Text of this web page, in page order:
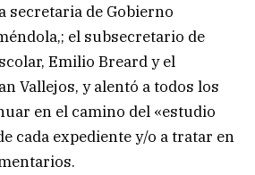
secretaria de Gobierno
el subsecretario de
Emilio Breard y el
Vallejos, y alentó a todos los
en el camino del «estudio
cada expediente y/o a tratar en